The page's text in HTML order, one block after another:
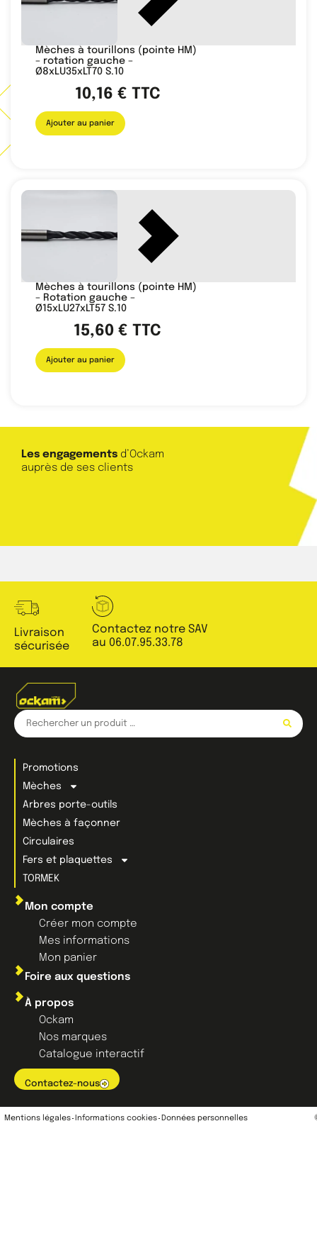
Mèches à tourillons (pointe HM)
– rotation gauche –
Ø8xLU35xLT70 S.10
10,16 € TTC
Ajouter au panier
Mèches à tourillons (pointe HM)
– Rotation gauche –
Ø15xLU27xLT57 S.10
15,60€ TTC
Ajouter au panier
Les engagements d’Ockam
auprès de ses clients
Livraison
sécurisée
Contactez notre SAV
au 06.07.95.33.78
À propos
Ockam
Nos marques
Catalogue interactif
Contactez-nous
Promotions
Mèches
Arbres porte-outils
Mèches à façonner
Circulaires
Fers et plaquettes
TORMEK
Mon compte
Créer mon compte
Mes informations
Mon panier
Foire aux questions
Mentions légales Informations cookies Données personnelles